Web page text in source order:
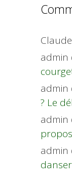
Claude
admin
admin
? Le
admin
admin